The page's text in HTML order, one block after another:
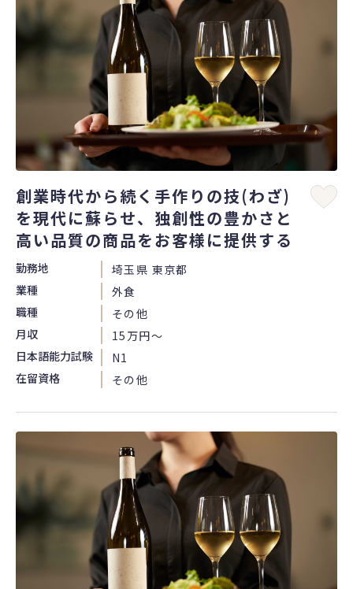
創業時代から続く手作りの技(わざ)
を現代に蘇らせ、独創性の豊かさと
高い品質の商品をお客様に提供する
勤務地
埼玉県 東京都
業種
外食
職種
その他
月収
15万円〜
日本語能力試験
N1
在留資格
その他